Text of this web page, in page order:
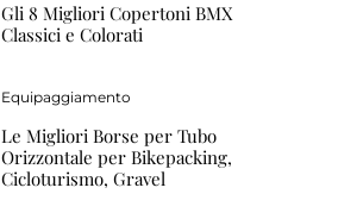
Gli 8 Migliori Copertoni BMX
Classici e Colorati
Equipaggiamento
Le Migliori Borse per Tubo
Orizzontale per Bikepacking,
Cicloturismo, Gravel